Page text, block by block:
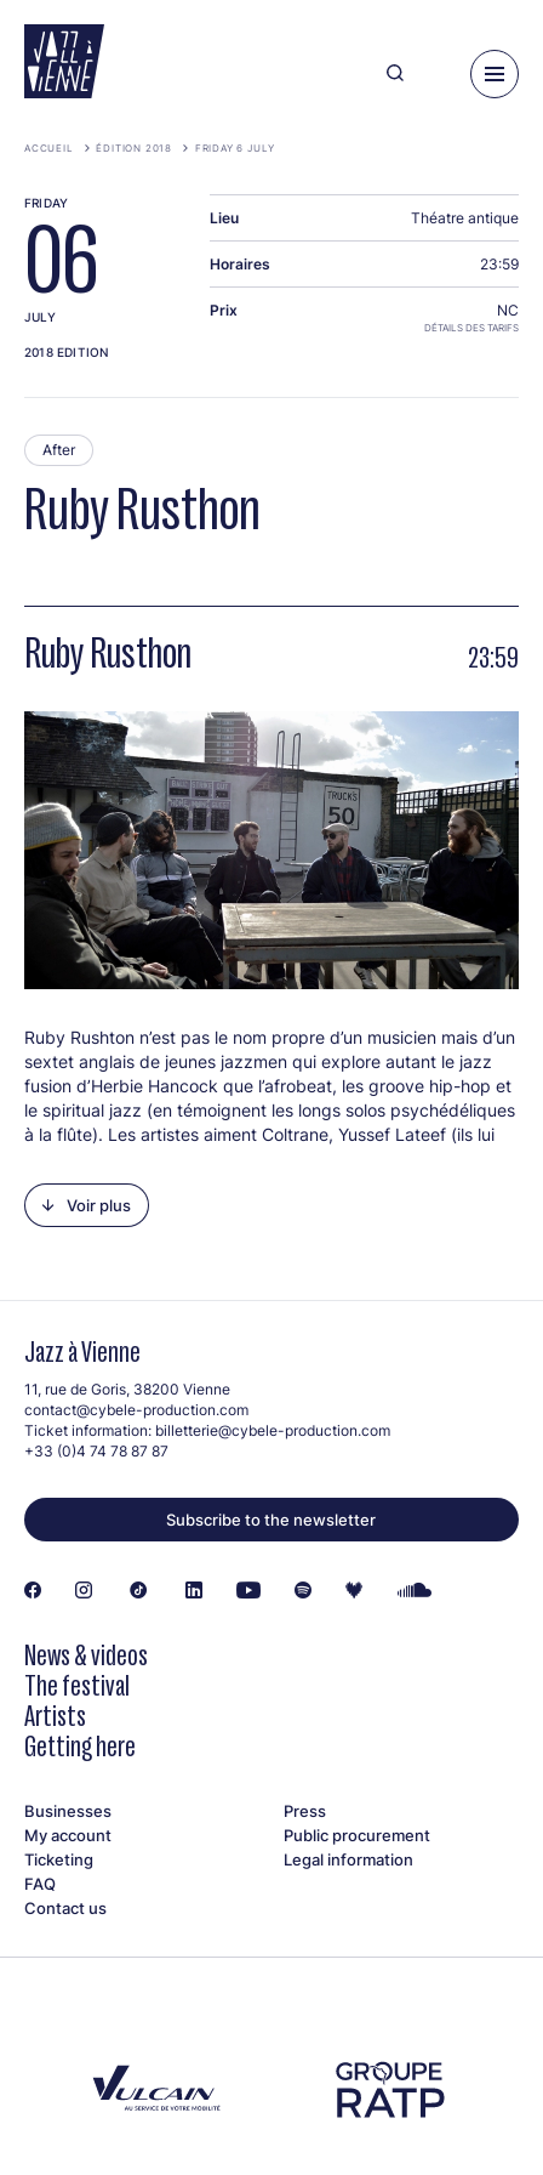
main
content
ACCUEIL ÉDITION 2018 FRIDAY 6 JULY
Ruby Rusthon
After
Ruby Rusthon 23:59
Ruby Rushton n’est pas le nom propre d’un musicien mais d’un
sextet anglais de jeunes jazzmen qui explore autant le jazz
fusion d’Herbie Hancock que l’afrobeat, les groove hip-hop et
le spiritual jazz (en témoignent les longs solos psychédéliques
à la flûte). Les artistes aiment Coltrane, Yussef Lateef (ils lui
Kuti autant que les rappeurs de Détroit Slum Village. Sous
l’impulsion de leur leader, Edward Cawthorne, connu sous le
nom de Tenderlonious, ils participent activement à la
(trompette), Aidan Shepherd (claviers), Fergus Ireland
(basse), Joseph Deemamode (percussion), Eddie Hick
(batterie)
Voir plus
FRIDAY
06
JULY
2018 EDITION
Lieu Théatre antique
Horaires 23:59
Prix NC
DÉTAILS DES TARIFS
Jazz à Vienne
11, rue de Goris, 38200 Vienne
contact@cybele-production.com
Ticket information: billetterie@cybele-production.com
+33 (0)4 74 78 87 87
Subscribe to the newsletter
News & videos
The festival
Artists
Getting here
Businesses
My account
Ticketing
FAQ
Contact us
Press
Public procurement
Legal information